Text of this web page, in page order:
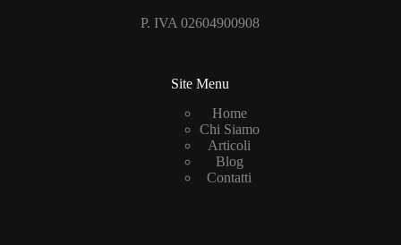
P. IVA 02604900908
Site Menu
Home
Chi Siamo
Articoli
Blog
Contatti